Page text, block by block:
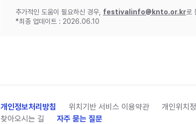
추가적인 도움이 필요하신 경우, festivalinfo@knto.or.kr로
*최종 업데이트 : 2026.06.10
개인정보처리방침 위치기반 서비스 이용약관 개인위치
찾아오시는 길
자주 묻는 질문